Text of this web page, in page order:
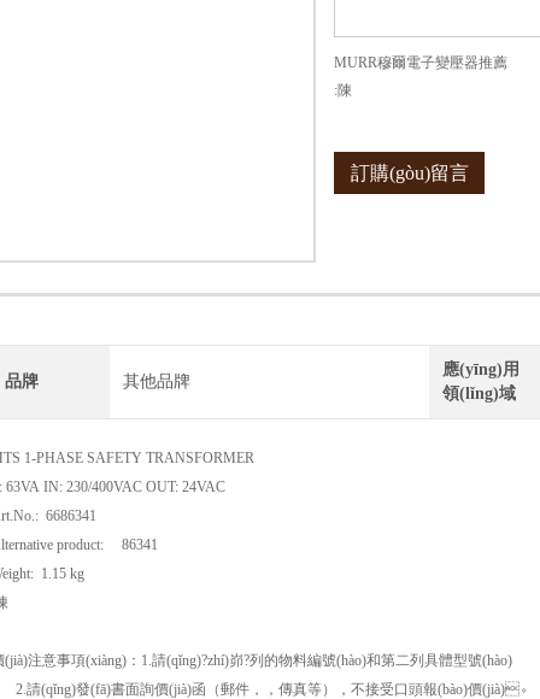
MURR穆爾電子變壓器推薦
:陳
(hào)訂購(gòu)留言
品牌 其他品牌
應(yīng)用
領(lǐng)域
1-PHASE SAFETY TRANSFORMER
63VA IN: 230/400VAC OUT: 24VAC
6686341
product: 86341
1.15 kg
(jià)注意事項(xiàng)：1.請(qǐng)?zhí)峁?列的物料編號(hào)和第二列具體型號(hào)
2.請(qǐng)發(fā)書面詢價(jià)函（郵件，，傳真等），不接受口頭報(bào)價(jià)。